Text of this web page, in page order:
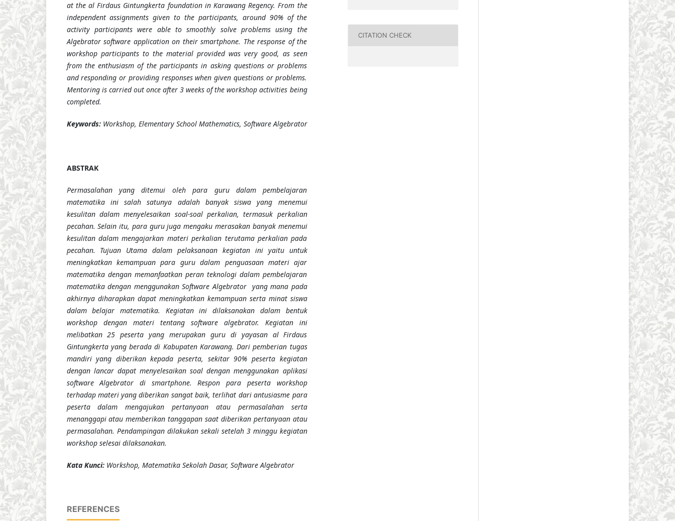
at the al Firdaus Gintungkerta foundation in Karawang Regency. From the
independent assignments given to the participants, around 90% of the
activity participants were able to smoothly solve problems using the
Algebrator software application on their smartphone. The response of the
workshop participants to the material provided was very good, as seen
from the enthusiasm of the participants in asking questions or problems
and responding or providing responses when given questions or problems.
Mentoring is carried out once after 3 weeks of the workshop activities being
completed.
Keywords: Workshop, Elementary School Mathematics, Software Algebrator
ABSTRAK
Permasalahan yang ditemui oleh para guru dalam pembelajaran
matematika ini salah satunya adalah banyak siswa yang menemui
kesulitan dalam menyelesaikan soal-soal perkalian,termasuk perkalian
pecahan.Selain itu, para guru juga mengaku merasakan banyak menemui
kesulitan dalam mengajarkan materi perkalian terutama perkalian pada
pecahan. Tujuan Utama dalam pelaksanaan kegiatan ini yaitu untuk
meningkatkan kemampuan para guru dalam penguasaan materi ajar
matematika dengan memanfaatkan peran teknologi dalam pembelajaran
matematika dengan menggunakan Software Algebrator yang mana pada
akhirnya diharapkan dapat meningkatkan kemampuan serta minat siswa
dalam belajar matematika. Kegiatan ini dilaksanakan dalam bentuk
workshop dengan materi tentang software algebrator. Kegiatan ini
melibatkan 25 peserta yang merupakan guru di yayasan al Firdaus
Gintungkerta yang berada di Kabupaten Karawang. Dari pemberian tugas
mandiri yang diberikan kepada peserta, sekitar 90% peserta kegiatan
dengan lancar dapat menyelesaikan soal dengan menggunakan aplikasi
software Algebrator di smartphone. Respon para peserta workshop
terhadap materi yang diberikan sangat baik, terlihat dari antusiasme para
peserta dalam mengajukan pertanyaan atau permasalahan serta
menanggapi atau memberikan tanggapan saat diberikan pertanyaan atau
permasalahan. Pendampingan dilakukan sekali setelah 3 minggu kegiatan
workshop selesai dilaksanakan.
Kata Kunci: Workshop, Matematika Sekolah Dasar, Software Algebrator
REFERENCES
CITATION CHECK